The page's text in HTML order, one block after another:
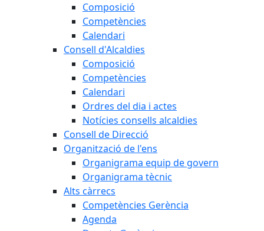
Composició
Competències
Calendari
Consell d'Alcaldies
Composició
Competències
Calendari
Ordres del dia i actes
Notícies consells alcaldies
Consell de Direcció
Organització de l'ens
Organigrama equip de govern
Organigrama tècnic
Alts càrrecs
Competències Gerència
Agenda